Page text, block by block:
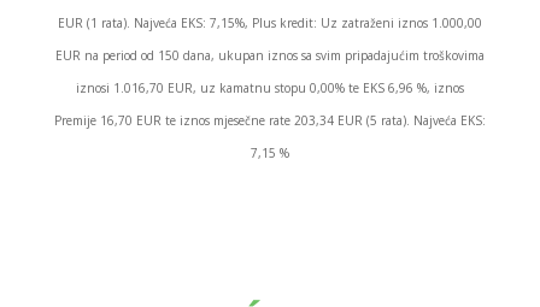
EUR (1 rata). Najveća EKS: 7,15%, Plus kredit: Uz zatraženi iznos 1.000,00
EUR na period od 150 dana, ukupan iznos sa svim pripadajućim troškovima
iznosi 1.016,70 EUR, uz kamatnu stopu 0,00% te EKS 6,96 %, iznos
Premije 16,70 EUR te iznos mjesečne rate 203,34 EUR (5 rata). Najveća EKS:
7,15 %